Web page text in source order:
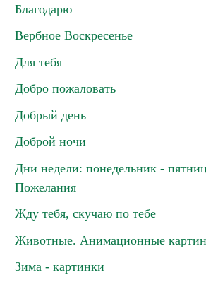
Благодарю
Вербное Воскресенье
Для тебя
Добро пожаловать
Добрый день
Доброй ночи
Дни недели: понедельник -
Пожелания
Жду тебя, скучаю по тебе
Животные. Анимационные
Зима - картинки